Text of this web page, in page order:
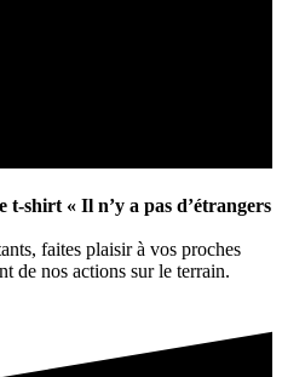
t-shirt « Il n’y a pas d’étrangers
faites plaisir à vos proches
de nos actions sur le terrain.